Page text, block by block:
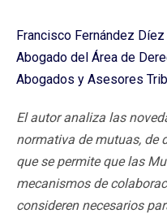
Francisco Fernández Díez
Abogado del Área de
Abogados y Asesores
El autor analiza las
normativa de mutuas, de
que se permite que las
mecanismos de
consideren necesarios